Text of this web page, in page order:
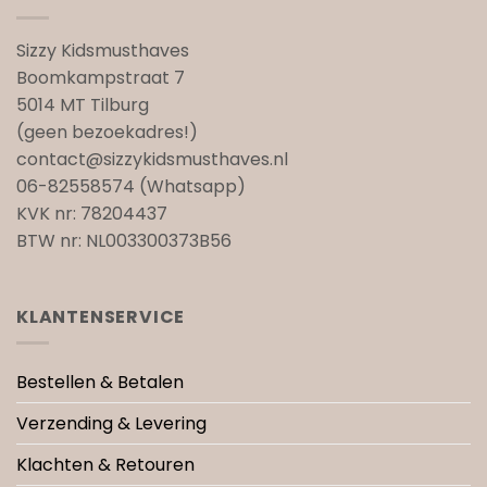
Sizzy Kidsmusthaves
Boomkampstraat 7
5014 MT Tilburg
(geen bezoekadres!)
contact@sizzykidsmusthaves.nl
06-82558574 (Whatsapp)
KVK nr: 78204437
BTW nr: NL003300373B56
KLANTENSERVICE
Bestellen & Betalen
Verzending & Levering
Klachten & Retouren